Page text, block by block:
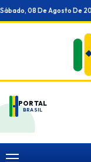
Ir
para
Sábado, 08 De Agosto De
PORTAL
BRASIL